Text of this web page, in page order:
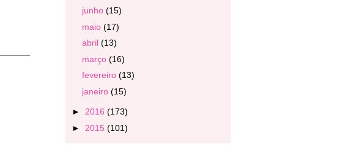
junho (15)
maio (17)
abril (13)
março (16)
fevereiro (13)
janeiro (15)
► 2016 (173)
► 2015 (101)